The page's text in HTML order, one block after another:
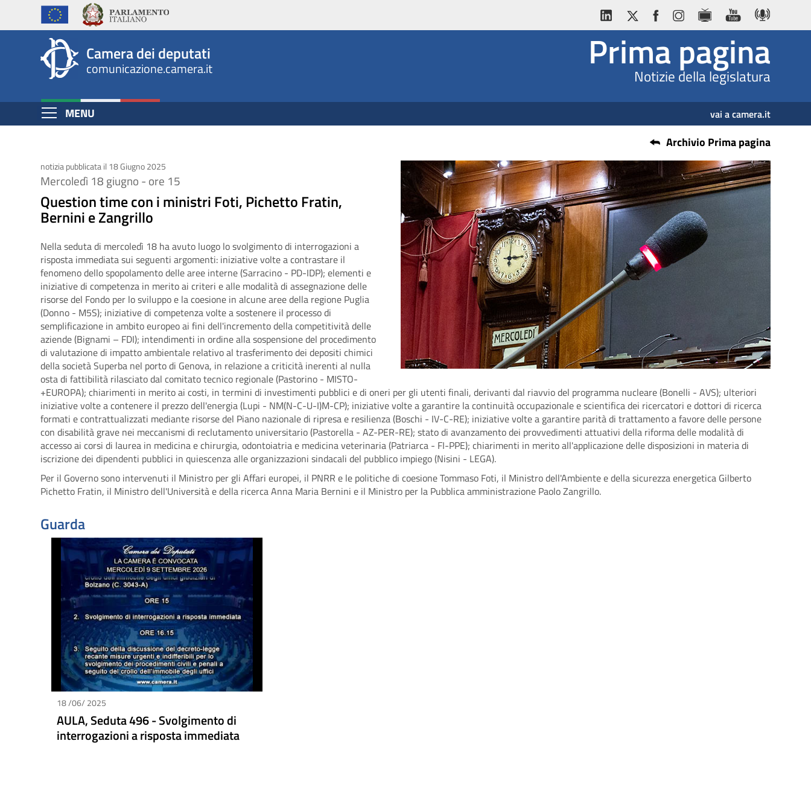
principale
Question
time
ministri
Foti,
Fratin,
Bernini
Zangrillo
Camera dei deputati
comunicazione.camera.it Prima pagina
Notizie della legislatura
MENU
Espandi vai a camera.it
Contenuto Archivio Prima pagina
notizia pubblicata il 18 Giugno 2025
Mercoledì 18 giugno - ore 15
Question time con i ministri Foti, Pichetto Fratin,
Bernini e Zangrillo
Nella seduta di mercoledì 18 ha avuto luogo lo svolgimento di interrogazioni a
risposta immediata sui seguenti argomenti: iniziative volte a contrastare il
fenomeno dello spopolamento delle aree interne (Sarracino - PD-IDP); elementi e
iniziative di competenza in merito ai criteri e alle modalità di assegnazione delle
risorse del Fondo per lo sviluppo e la coesione in alcune aree della regione Puglia
(Donno - M5S); iniziative di competenza volte a sostenere il processo di
semplificazione in ambito europeo ai fini dell'incremento della competitività delle
aziende (Bignami – FDI); intendimenti in ordine alla sospensione del procedimento
di valutazione di impatto ambientale relativo al trasferimento dei depositi chimici
della società Superba nel porto di Genova, in relazione a criticità inerenti al nulla
osta di fattibilità rilasciato dal comitato tecnico regionale (Pastorino - MISTO-
+EUROPA); chiarimenti in merito ai costi, in termini di investimenti pubblici e di oneri per gli utenti finali, derivanti dal riavvio del programma nucleare (Bonelli - AVS); ulteriori
iniziative volte a contenere il prezzo dell'energia (Lupi - NM(N-C-U-I)M-CP); iniziative volte a garantire la continuità occupazionale e scientifica dei ricercatori e dottori di ricerca
formati e contrattualizzati mediante risorse del Piano nazionale di ripresa e resilienza (Boschi - IV-C-RE); iniziative volte a garantire parità di trattamento a favore delle persone
con disabilità grave nei meccanismi di reclutamento universitario (Pastorella - AZ-PER-RE); stato di avanzamento dei provvedimenti attuativi della riforma delle modalità di
accesso ai corsi di laurea in medicina e chirurgia, odontoiatria e medicina veterinaria (Patriarca - FI-PPE); chiarimenti in merito all'applicazione delle disposizioni in materia di
iscrizione dei dipendenti pubblici in quiescenza alle organizzazioni sindacali del pubblico impiego (Nisini - LEGA).
Per il Governo sono intervenuti il Ministro per gli Affari europei, il PNRR e le politiche di coesione Tommaso Foti, il Ministro dell'Ambiente e della sicurezza energetica Gilberto
Pichetto Fratin, il Ministro dell'Università e della ricerca Anna Maria Bernini e il Ministro per la Pubblica amministrazione Paolo Zangrillo.
Guarda
18 /06/ 2025
AULA, Seduta 496 - Svolgimento di
interrogazioni a risposta immediata